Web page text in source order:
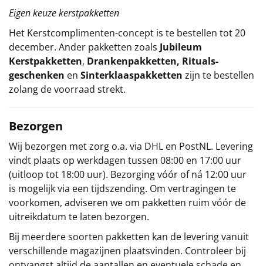
Eigen keuze kerstpakketten
Het Kerstcomplimenten-concept is te bestellen tot 20
december. Ander pakketten zoals Jubileum
Kerstpakketten, Drankenpakketten, Rituals-
geschenken en Sinterklaaspakketten zijn te bestellen
zolang de voorraad strekt.
Bezorgen
Wij bezorgen met zorg o.a. via DHL en PostNL. Levering
vindt plaats op werkdagen tussen 08:00 en 17:00 uur
(uitloop tot 18:00 uur). Bezorging vóór of ná 12:00 uur
is mogelijk via een tijdszending. Om vertragingen te
voorkomen, adviseren we om pakketten ruim vóór de
uitreikdatum te laten bezorgen.
Bij meerdere soorten pakketten kan de levering vanuit
verschillende magazijnen plaatsvinden. Controleer bij